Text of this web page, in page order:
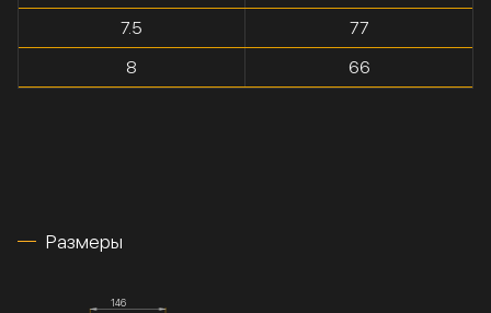
7.5
77
8
66
Размеры
146